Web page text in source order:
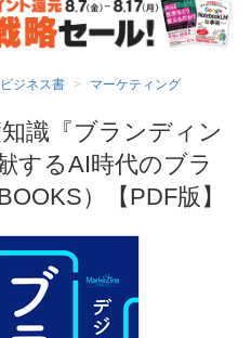
ビジネス書 マーケティング
識『ブランディン
するAI時代のブラ
）【PDF版】